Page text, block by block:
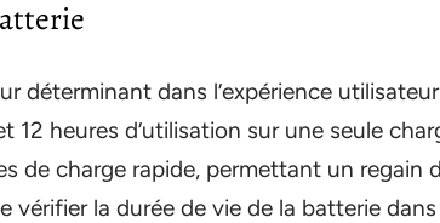
déterminant dans l’expérience
12 heures d’utilisation sur une seule
de charge rapide, permettant un regain
vérifier la durée de vie de la batterie dans